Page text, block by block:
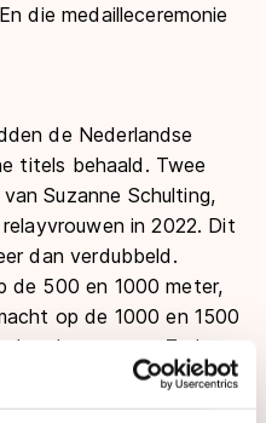
die medailleceremonie
de Nederlandse
titels behaald. Twee
Suzanne Schulting,
in 2022. Dit
dan verdubbeld.
de 500 en 1000 meter,
op de 1000 en 1500
relaymannen. Zo keert
na negen onderdelen
huis. Een aantal dat